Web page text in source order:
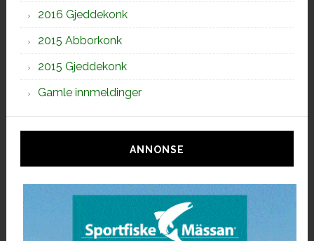
2016 Gjeddekonk
2015 Abborkonk
2015 Gjeddekonk
Gamle innmeldinger
ANNONSE